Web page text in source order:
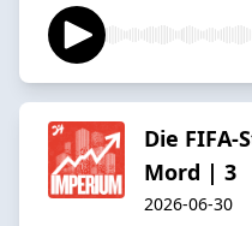
Die
Mord | 3
2026-06-30